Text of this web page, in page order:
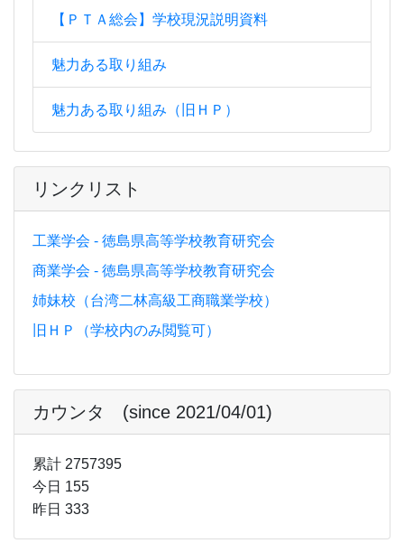
【ＰＴＡ総会】学校現況説明資料
魅力ある取り組み
魅力ある取り組み（旧ＨＰ）
リンクリスト
工業学会 - 徳島県高等学校教育研究会
商業学会 - 徳島県高等学校教育研究会
姉妹校（台湾二林高級工商職業学校）
旧ＨＰ（学校内のみ閲覧可）
カウンタ (since 2021/04/01)
累計 2757395
今日 155
昨日 333